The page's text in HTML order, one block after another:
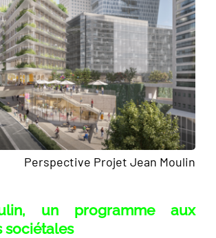
Perspective Projet Jean Moulin
un programme aux
sociétales